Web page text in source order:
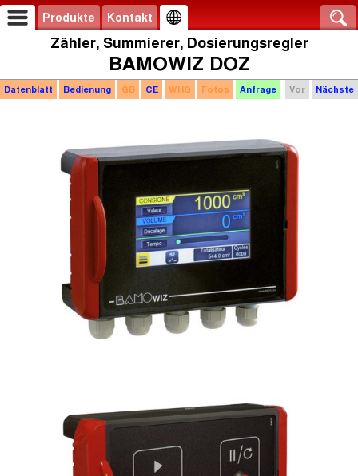
Produkte Kontakt
Zähler, Summierer, Dosierungsregler
BAMOWIZ DOZ
Vor Nächste
Datenblatt Bedienung GB CE WHG Fotos Anfrage